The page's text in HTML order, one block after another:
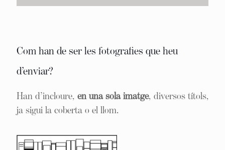
Com han de ser les fotografies que heu
d’enviar?
Han d’incloure, en una sola imatge, diversos títols,
ja sigui la coberta o el llom.